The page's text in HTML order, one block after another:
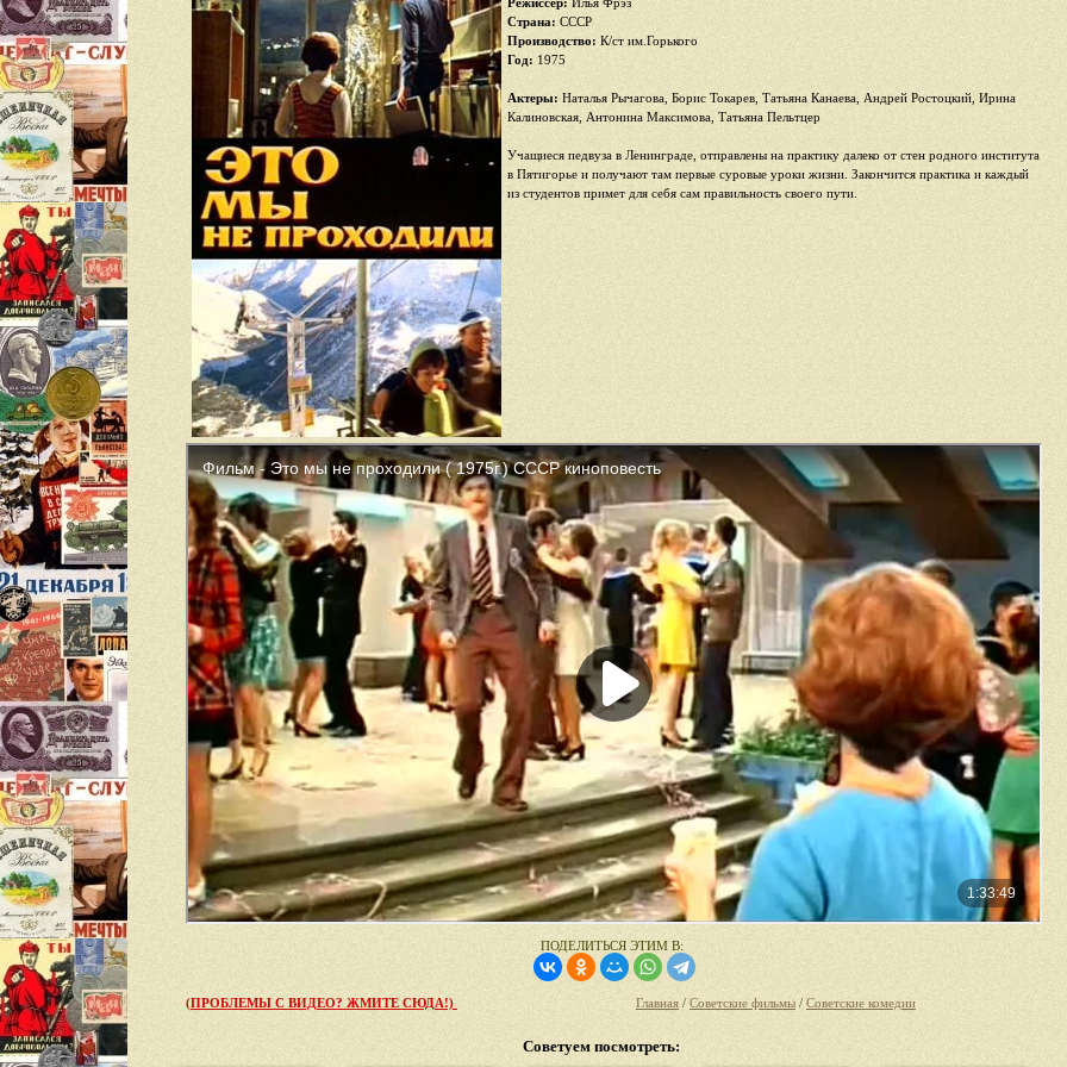
Страна: СССР
Производство: К/ст им.Горького
Год: 1975
Актеры: Наталья Рычагова, Борис Токарев, Татьяна Канаева, Андрей Ростоцкий, Ирина
Калиновская, Антонина Максимова, Татьяна Пельтцер
Учащиеся педвуза в Ленинграде, отправлены на практику далеко от стен родного института
в Пятигорье и получают там первые суровые уроки жизни. Закончится практика и каждый
из студентов примет для себя сам правильность своего пути.
ПОДЕЛИТЬСЯ ЭТИМ В:
(ПРОБЛЕМЫ С ВИДЕО? ЖМИТЕ СЮДА!) Главная / Советские фильмы / Советские комедии
Советуем посмотреть: